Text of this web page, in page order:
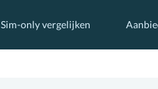
Sim-only vergelijken